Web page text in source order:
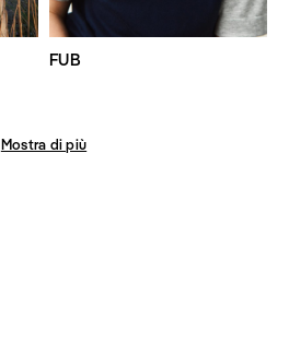
FUB
Mostra di più